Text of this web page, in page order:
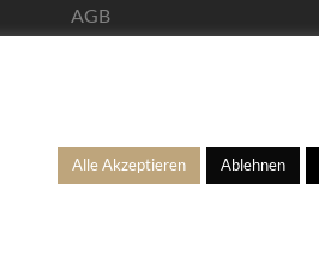
AGB
Alle Akzeptieren Ablehnen